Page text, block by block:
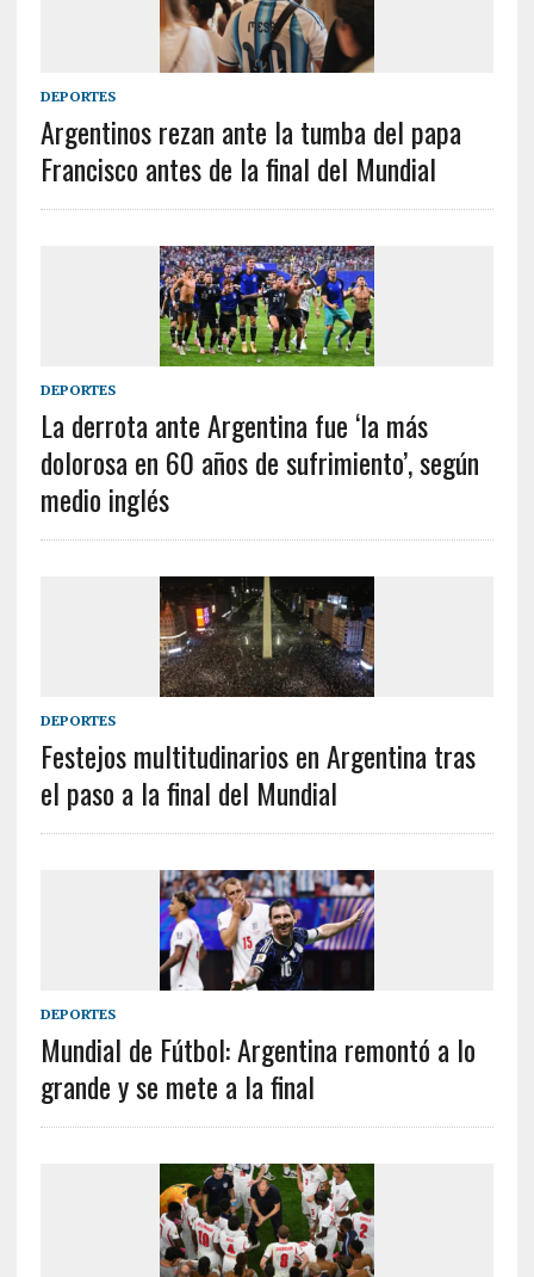
DEPORTES
Argentinos rezan ante la tumba del papa
Francisco antes de la final del Mundial
DEPORTES
La derrota ante Argentina fue ‘la más
dolorosa en 60 años de sufrimiento’, según
medio inglés
DEPORTES
Festejos multitudinarios en Argentina tras
el paso a la final del Mundial
DEPORTES
Mundial de Fútbol: Argentina remontó a lo
grande y se mete a la final